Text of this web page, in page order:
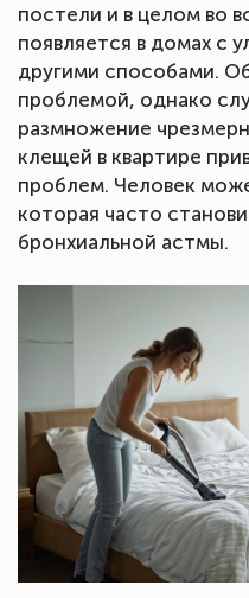
постели и в целом во
появляется в домах с
другими способами.
проблемой, однако
размножение
клещей в квартире
проблем. Человек
которая часто
бронхиальной астмы.